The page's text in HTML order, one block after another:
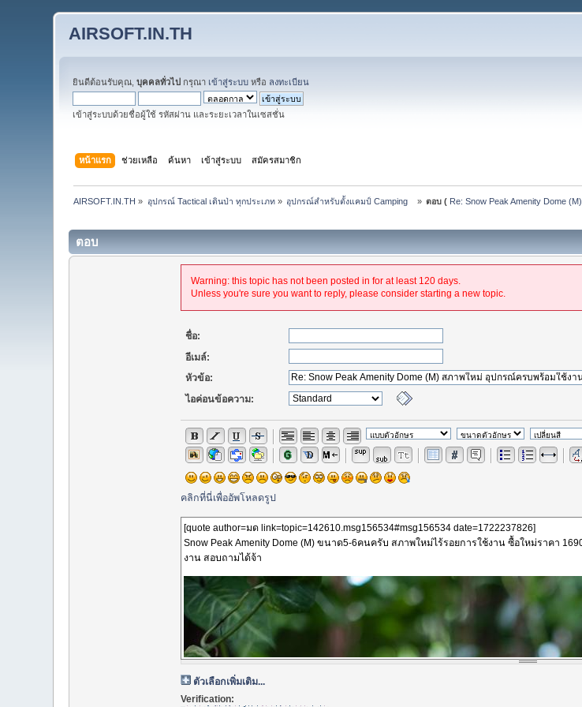
AIRSOFT.IN.TH
ยินดีต้อนรับคุณ,บุคคลทั่วไป กรุณา เข้าสู่ระบบ หรือ ลงทะเบียน
เข้าสู่ระบบด้วยชื่อผู้ใช้ รหัสผ่าน และระยะเวลาในเซสชั่น
หน้าแรก ช่วยเหลือ ค้นหา เข้าสู่ระบบ สมัครสมาชิก
AIRSOFT.IN.TH » อุปกรณ์ Tactical เดินป่า ทุกประเภท» อุปกรณ์สำหรับตั้งแคมป์ Camping » ตอบ ( Re: Snow Peak Amenity Dome
ตอบ
Warning: this topic has not been posted in for at least 120 days.
Unless you're sure you want to reply, please consider starting a new topic.
ชื่อ:
อีเมล์:
หัวข้อ:
ไอค่อนข้อความ:
คลิกที่นี่เพื่ออัพโหลดรูป
ตัวเลือกเพิ่มเติม...
Verification: